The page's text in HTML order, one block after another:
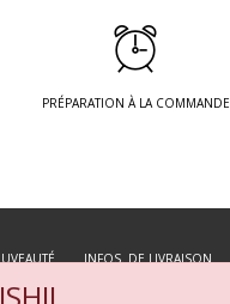
PRÉPARATION À LA COMMANDE
INFOS. DE LIVRAISON